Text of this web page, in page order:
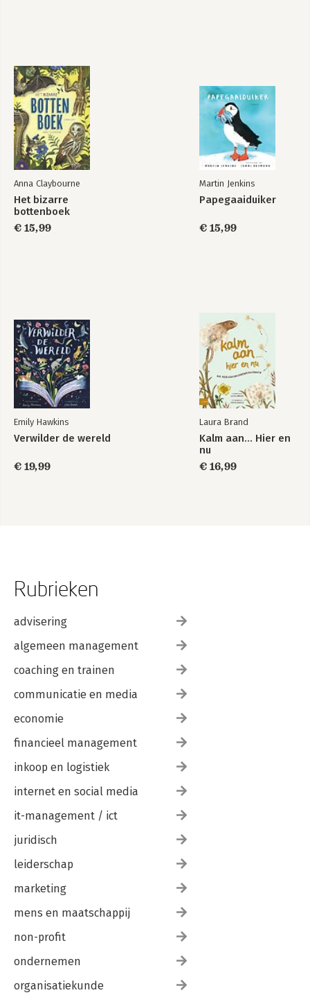
Anna Claybourne
Het bizarre
bottenboek
€ 15,99
Martin Jenkins
Papegaaiduiker
€ 15,99
Emily Hawkins
Verwilder de wereld
€ 19,99
Laura Brand
Kalm aan… Hier en
nu
€ 16,99
Rubrieken
advisering
algemeen management
coaching en trainen
communicatie en media
economie
financieel management
inkoop en logistiek
internet en social media
it-management / ict
juridisch
leiderschap
marketing
mens en maatschappij
non-profit
ondernemen
organisatiekunde